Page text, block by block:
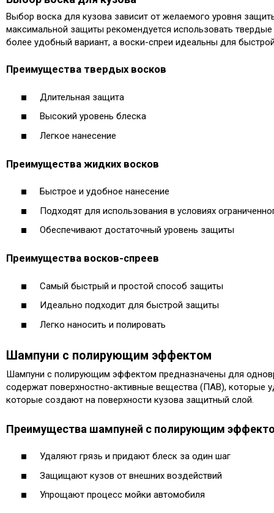
Выбор воска для кузова зависит от желаемого уровня
максимальной защиты рекомендуется использовать
более удобный вариант, а воски-спреи идеальны для
Преимущества твердых восков
Длительная защита
Высокий уровень блеска
Легкое нанесение
Преимущества жидких восков
Быстрое и удобное нанесение
Подходят для использования в условиях
Обеспечивают достаточный уровень защиты
Преимущества восков-спреев
Самый быстрый и простой способ защиты
Идеально подходит для быстрой защиты
Легко наносить и полировать
Шампуни с полирующим эффектом
Шампуни с полирующим эффектом предназначены для
содержат поверхностно-активные вещества (ПАВ), которые
которые создают на поверхности кузова защитный слой.​
Преимущества шампуней с полирующим
Удаляют грязь и придают блеск за один шаг
Защищают кузов от внешних воздействий
Упрощают процесс мойки автомобиля